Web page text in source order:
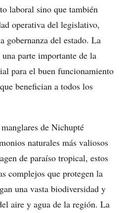
laboral sino que también
operativa del legislativo,
gobernanza del estado. La
parte importante de la
para el buen funcionamiento
benefician a todos los
de Nichupté
naturales más valiosos
de paraíso tropical, estos
complejos que protegen la
una vasta biodiversidad y
aire y agua de la región. La